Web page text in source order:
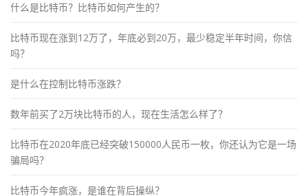
什么是比特币？比特币如何产生的？
比特币现在涨到12万了，年底必到20万，最少稳定半年时间，你信
吗？
是什么在控制比特币涨跌？
数年前买了2万块比特币的人，现在生活怎么样了？
比特币在2020年底已经突破150000人民币一枚，你还认为它是一场
骗局吗？
比特币今年疯涨，是谁在背后操纵？